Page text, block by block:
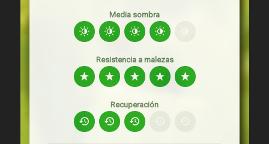
Media sombra
Resistencia a malezas
Recuperación